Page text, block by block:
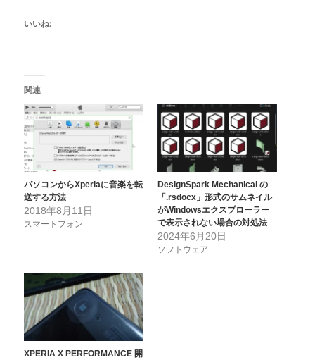
いいね:
関連
パソコンからXperiaに音楽を転
送する方法
2018年8月11日
スマートフォン
DesignSpark Mechanical の
「.rsdocx」形式のサムネイル
がWindowsエクスプローラー
で表示されない場合の対処法
2024年6月20日
ソフトウェア
XPERIA X PERFORMANCE 開